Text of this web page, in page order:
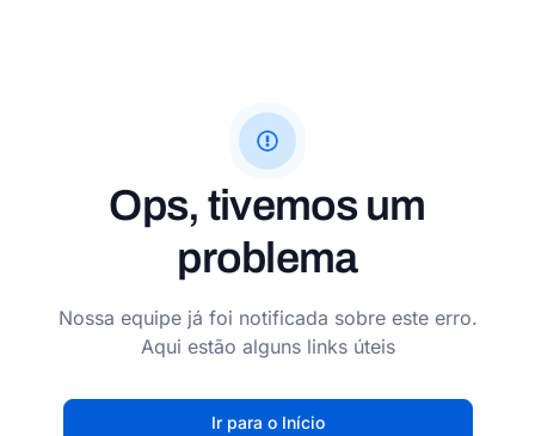
Ops, tivemos um
problema
Nossa equipe já foi notificada sobre este erro.
Aqui estão alguns links úteis
Ir para o Início